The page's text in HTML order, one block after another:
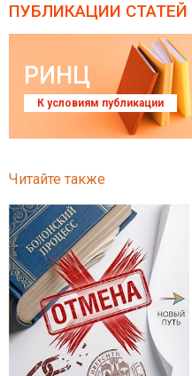
ПУБЛИКАЦИИ СТАТЕЙ
РИНЦ
К условиям публикации
Читайте также